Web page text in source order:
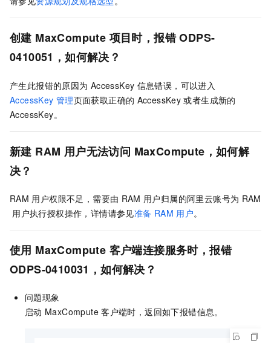
创建 MaxCompute 项目时，报错 ODPS-
0410051，如何解决？
产生此报错的原因为 AccessKey 信息错误，可以进入
AccessKey 管理页面获取正确的 AccessKey 或者生成新的
AccessKey。
新建 RAM 用户无法访问 MaxCompute，如何解
决？
RAM 用户权限不足，需要由 RAM 用户归属的阿里云账号为 RAM
用户执行授权操作，详情请参见准备 RAM 用户。
使用 MaxCompute 客户端连接服务时，报错
ODPS-0410031，如何解决？
问题现象
启动 MaxCompute 客户端时，返回如下报错信息。